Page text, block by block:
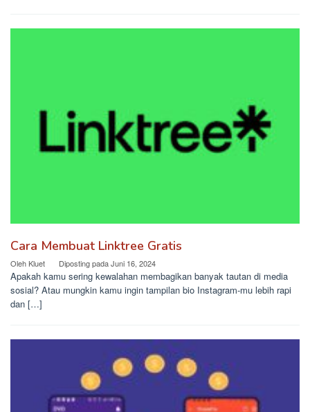
Cara Membuat Linktree Gratis
Oleh Kluet Diposting padaJuni 16, 2024
Apakah kamu sering kewalahan membagikan banyak tautan di media
sosial? Atau mungkin kamu ingin tampilan bio Instagram-mu lebih rapi
dan […]